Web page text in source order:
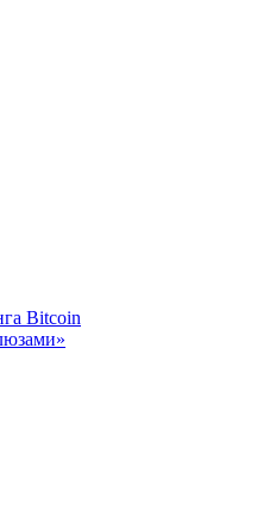
Bitcoin